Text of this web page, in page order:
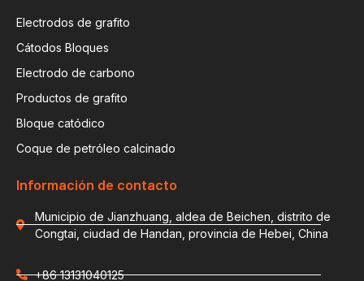
Electrodos de grafito
Cátodos Bloques
Electrodo de carbono
Productos de grafito
Bloque catódico
Coque de petróleo calcinado
Información de contacto
Municipio de Jianzhuang, aldea de Beichen, distrito de
Congtai, ciudad de Handan, provincia de Hebei, China
+86 13131040125